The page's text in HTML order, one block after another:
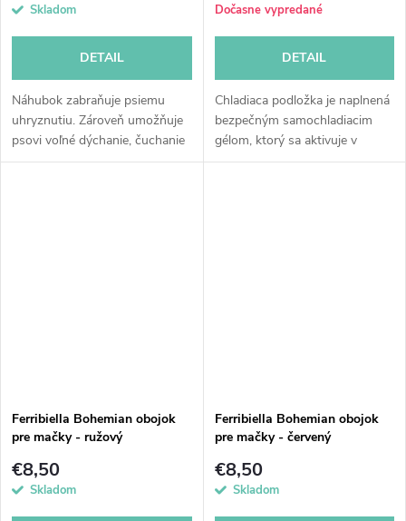
Skladom
DETAIL
Náhubok zabraňuje psiemu
uhryznutiu. Zároveň umožňuje
psovi voľné dýchanie, čuchanie
a príjem vody i potravy. Z
Dočasne vypredané
DETAIL
Chladiaca podložka je naplnená
bezpečným samochladiacim
gélom, ktorý sa aktivuje v
okamihu, keď si váš pes ľahne
Ferribiella Bohemian obojok
pre mačky - ružový
€8,50
Skladom
Ferribiella Bohemian obojok
pre mačky - červený
€8,50
Skladom